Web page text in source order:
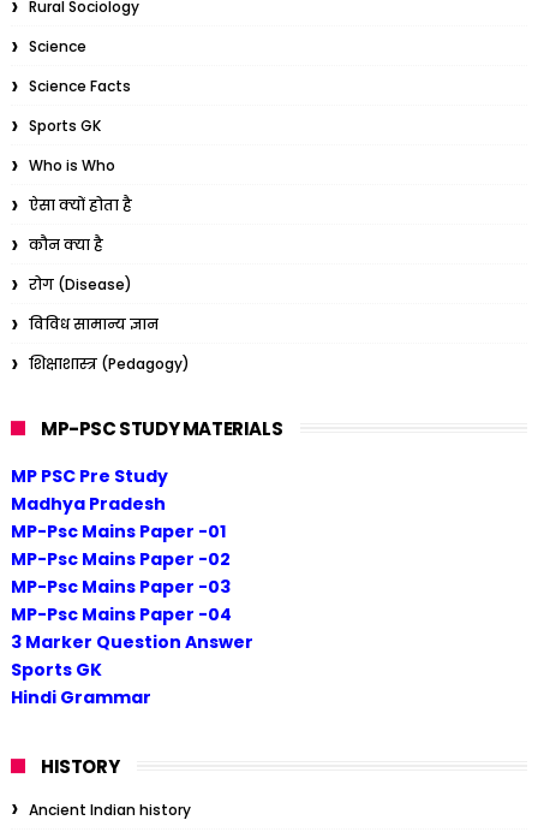
Rural Sociology
Science
Science Facts
Sports GK
Who is Who
ऐसा क्यों होता है
कौन क्या है
रोग (Disease)
विविध सामान्य ज्ञान
शिक्षाशास्त्र (Pedagogy)
MP-PSC STUDY MATERIALS
MP PSC Pre Study
Madhya Pradesh
MP-Psc Mains Paper -01
MP-Psc Mains Paper -02
MP-Psc Mains Paper -03
MP-Psc Mains Paper -04
3 Marker Question Answer
Sports GK
Hindi Grammar
HISTORY
Ancient Indian history